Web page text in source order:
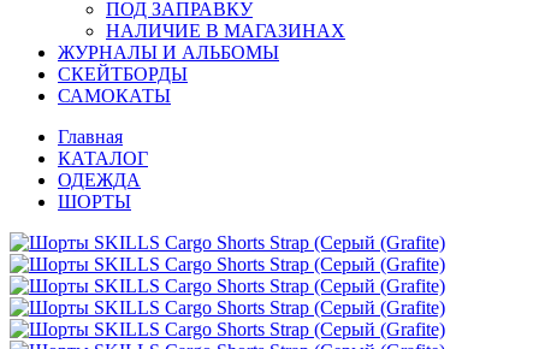
ПОД ЗАПРАВКУ
НАЛИЧИЕ В МАГАЗИНАХ
ЖУРНАЛЫ И АЛЬБОМЫ
СКЕЙТБОРДЫ
САМОКАТЫ
Главная
КАТАЛОГ
ОДЕЖДА
ШОРТЫ